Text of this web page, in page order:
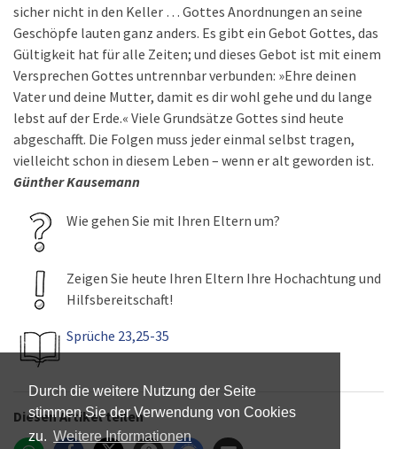
Durch die weitere Nutzung der Seite
stimmen Sie der Verwendung von Cookies
zu. Weitere Informationen
sicher nicht in den Keller … Gottes Anordnungen an seine
Geschöpfe lauten ganz anders. Es gibt ein Gebot Gottes, das
Gültigkeit hat für alle Zeiten; und dieses Gebot ist mit einem
Versprechen Gottes untrennbar verbunden: »Ehre deinen
Vater und deine Mutter, damit es dir wohl gehe und du lange
lebst auf der Erde.« Viele Grundsätze Gottes sind heute
abgeschafft. Die Folgen muss jeder einmal selbst tragen,
vielleicht schon in diesem Leben – wenn er alt geworden ist.
Günther Kausemann
Wie gehen Sie mit Ihren Eltern um?
Zeigen Sie heute Ihren Eltern Ihre Hochachtung und
Hilfsbereitschaft!
Sprüche 23,25-35
Diesen Artikel teilen